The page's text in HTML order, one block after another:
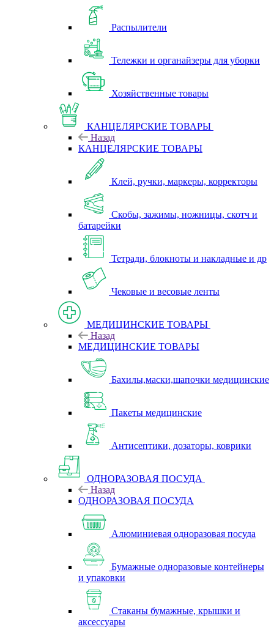
Распылители
Тележки и органайзеры для уборки
Хозяйственные товары
КАНЦЕЛЯРСКИЕ ТОВАРЫ
Назад
КАНЦЕЛЯРСКИЕ ТОВАРЫ
Клей, ручки, маркеры, корректоры
Скобы, зажимы, ножницы, скотч и
батарейки
Тетради, блокноты и накладные и др
Чековые и весовые ленты
МЕДИЦИНСКИЕ ТОВАРЫ
Назад
МЕДИЦИНСКИЕ ТОВАРЫ
Бахилы,маски,шапочки медицинские
Пакеты медицинские
Антисептики, дозаторы, коврики
ОДНОРАЗОВАЯ ПОСУДА
Назад
ОДНОРАЗОВАЯ ПОСУДА
Алюминиевая одноразовая посуда
Бумажные одноразовые контейнеры
и упаковки
Стаканы бумажные, крышки и
аксессуары